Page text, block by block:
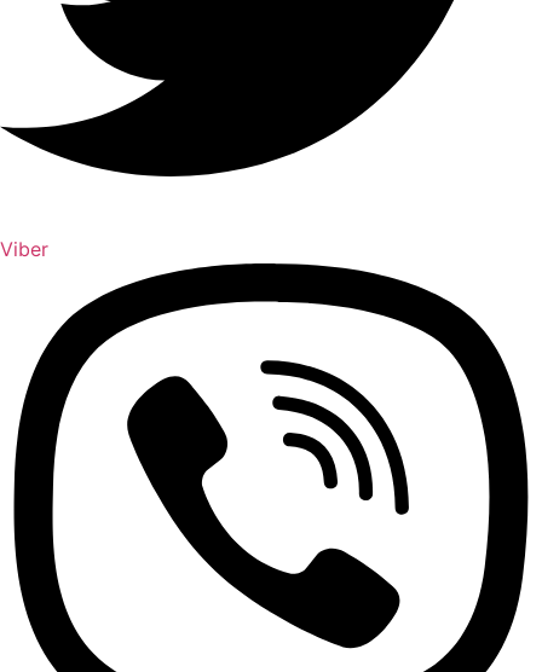
Viber